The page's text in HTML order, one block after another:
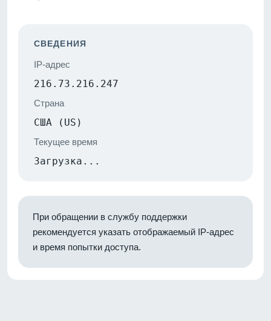
СВЕДЕНИЯ
IP-адрес
216.73.216.247
Страна
США (US)
Текущее время
Загрузка...
При обращении в службу поддержки
рекомендуется указать отображаемый IP-адрес
и время попытки доступа.